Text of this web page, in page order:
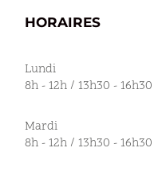
HORAIRES
Lundi
8h - 12h / 13h30 - 16h30
Mardi
8h - 12h / 13h30 - 16h30